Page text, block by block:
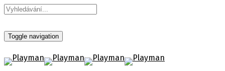
Toggle navigation